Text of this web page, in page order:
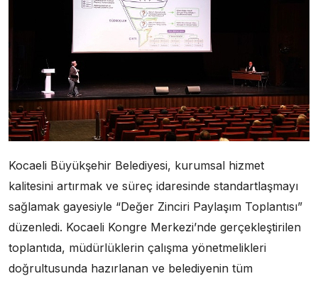
Kocaeli Büyükşehir Belediyesi, kurumsal hizmet
kalitesini artırmak ve süreç idaresinde standartlaşmayı
sağlamak gayesiyle “Değer Zinciri Paylaşım Toplantısı”
düzenledi. Kocaeli Kongre Merkezi’nde gerçekleştirilen
toplantıda, müdürlüklerin çalışma yönetmelikleri
doğrultusunda hazırlanan ve belediyenin tüm